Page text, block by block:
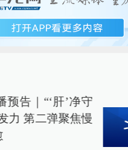
预告｜“‘肝’净守
力 第二弹聚焦慢